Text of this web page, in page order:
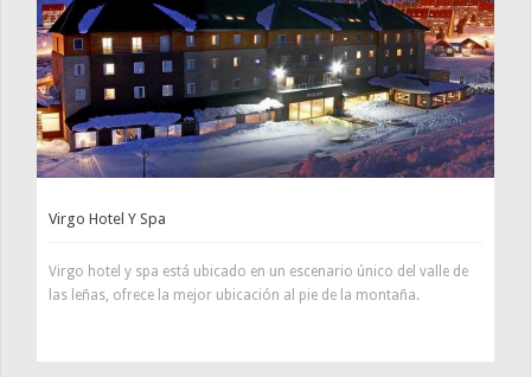
Virgo Hotel Y Spa
Virgo hotel y spa está ubicado en un escenario único del valle de
las leñas, ofrece la mejor ubicación al pie de la montaña.